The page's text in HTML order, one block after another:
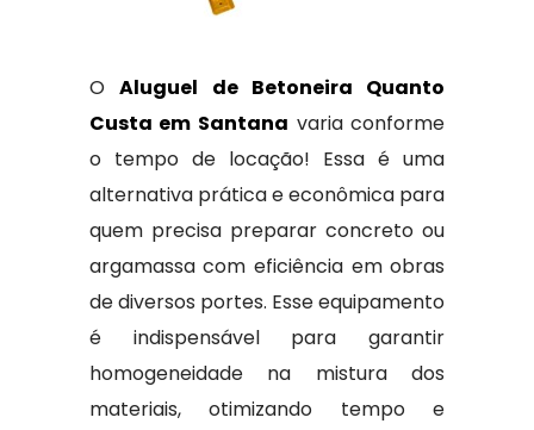
OAluguel de Betoneira Quanto
Custa em Santana varia conforme
o tempo de locação! Essa é uma
alternativa prática e econômica para
quem precisa preparar concreto ou
argamassa com eficiência em obras
de diversos portes. Esse equipamento
é indispensável para garantir
homogeneidade na mistura dos
materiais, otimizando tempo e